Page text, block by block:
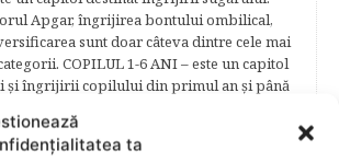
ta
Apgar, îngrijirea bontului ombilical,
sunt doar câteva dintre cele mai
COPILUL 1-6 ANI – este un capitol
şi îngrijirii copilului din primul an şi până
copil, cum să îl îngrijească în aşa fel
perfect sănătos. EDUCAŢIE – este un capitol